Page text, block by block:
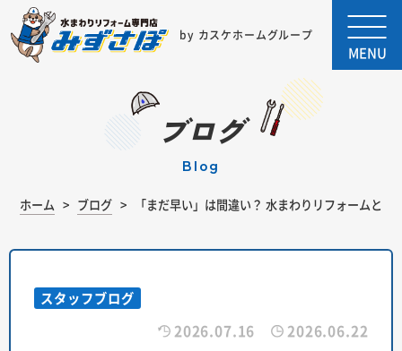
by カスケホームグループ
MENU
ブログ
blog
ホーム ブログ 「まだ早い」は間違い？ 水まわりリフォームと
スタッフブログ
2026.07.16 2026.06.22